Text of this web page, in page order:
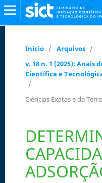
Início / Arquivos /
v. 18 n. 1 (2025): Anais
Científica e
/
Ciências Exatas e da Terra